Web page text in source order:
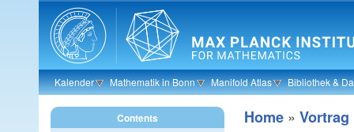
Skip to main content
Kalender Mathematik in Bonn Manifold Atlas Bibliothek &
Home » Vortrag
Contents